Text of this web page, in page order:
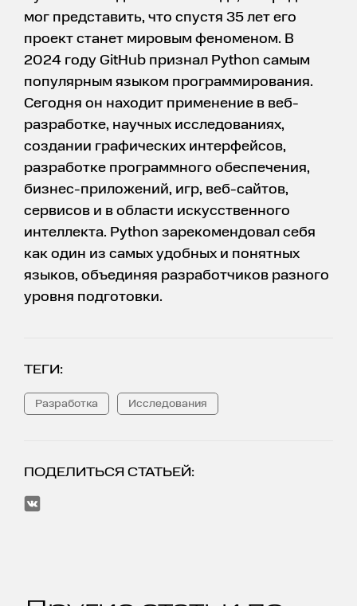
ТЕГИ:
Разработка Исследования
ПОДЕЛИТЬСЯ СТАТЬЕЙ:
мог представить, что спустя 35 лет его
проект станет мировым феноменом. В
2024 году GitHub признал Python самым
популярным языком программирования.
Сегодня он находит применение в веб-
разработке, научных исследованиях,
создании графических интерфейсов,
разработке программного обеспечения,
бизнес-приложений, игр, веб-сайтов,
сервисов и в области искусственного
интеллекта. Python зарекомендовал себя
как один из самых удобных и понятных
языков, объединяя разработчиков разного
уровня подготовки.